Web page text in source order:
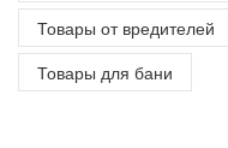
Товары от вредителей
Товары для бани